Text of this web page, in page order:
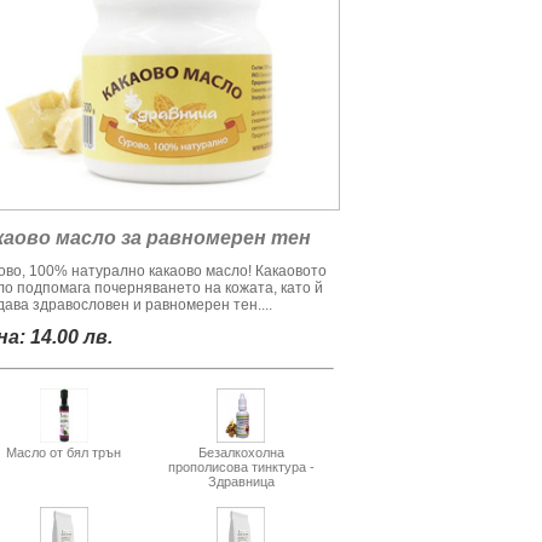
масло за равномерен тен
100% натурално какаово масло! Какаовото
подпомага почерняването на кожата, като й
здравословен и равномерен тен....
14.00 лв.
Масло от бял трън
Безалкохолна
прополисова тинктура -
Здравница